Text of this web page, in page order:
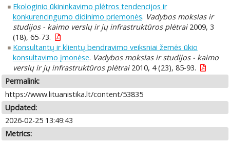
Ekologinio ūkininkavimo plėtros tendencijos ir
konkurencingumo didinimo priemonės. Vadybos mokslas ir
studijos - kaimo verslų ir jų infrastruktūros plėtrai2009, 3
(18), 65-73.
Konsultantų ir klientų bendravimo veiksniai žemės ūkio
konsultavimo įmonėse. Vadybos mokslas ir studijos - kaimo
verslų ir jų infrastruktūros plėtrai2010, 4 (23), 85-93.
Permalink:
https://www.lituanistika.lt/content/53835
Updated:
2026-02-25 13:49:43
Metrics: